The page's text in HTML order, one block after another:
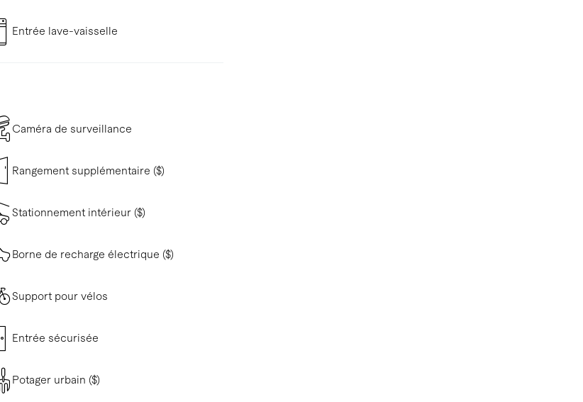
Entrée lave-vaisselle
Caméra de surveillance
Rangement supplémentaire ($)
Stationnement intérieur ($)
Borne de recharge électrique ($)
Support pour vélos
Entrée sécurisée
Potager urbain ($)